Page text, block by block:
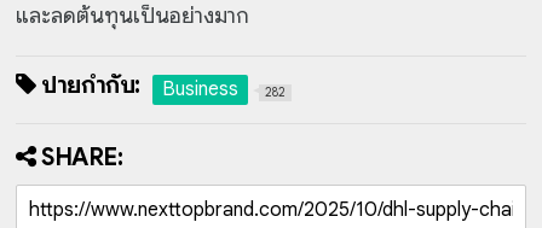
และลดต้นทุนเป็นอย่างมาก
ป้ายกำกับ: Business 282
SHARE: